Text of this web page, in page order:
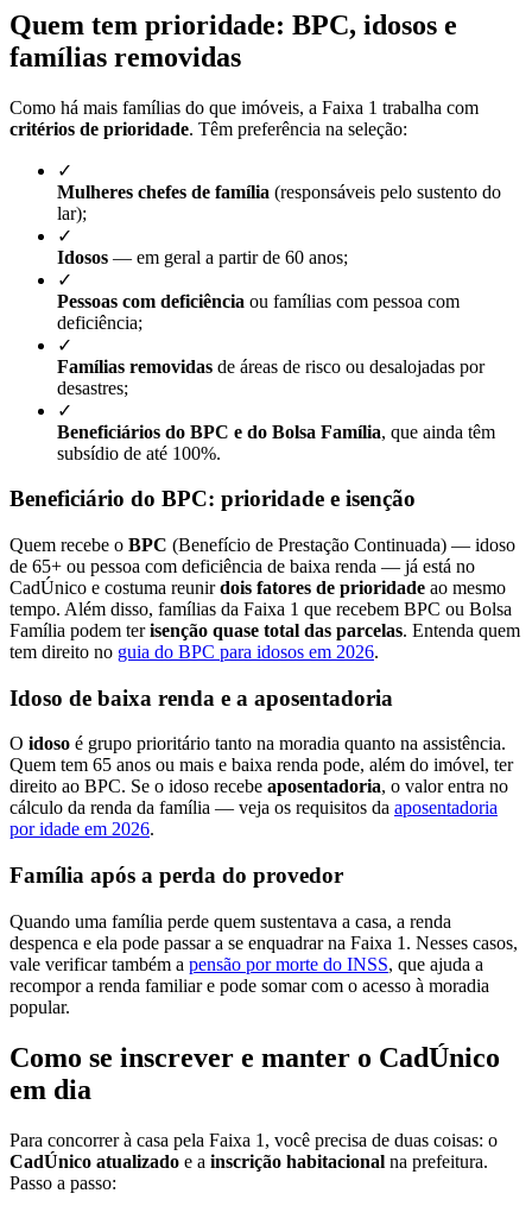
Quem tem prioridade: BPC, idosos e
famílias removidas
Como há mais famílias do que imóveis, a Faixa 1 trabalha com
critérios de prioridade. Têm preferência na seleção:
✓
Mulheres chefes de família (responsáveis pelo sustento do
lar);
✓
Idosos — em geral a partir de 60 anos;
✓
Pessoas com deficiência ou famílias com pessoa com
deficiência;
✓
Famílias removidas de áreas de risco ou desalojadas por
desastres;
✓
Beneficiários do BPC e do Bolsa Família, que ainda têm
subsídio de até 100%.
Beneficiário do BPC: prioridade e isenção
Quem recebe o BPC (Benefício de Prestação Continuada) — idoso
de 65+ ou pessoa com deficiência de baixa renda — já está no
CadÚnico e costuma reunir dois fatores de prioridade ao mesmo
tempo. Além disso, famílias da Faixa 1 que recebem BPC ou Bolsa
Família podem terisenção quase total das parcelas. Entenda quem
tem direito no guia do BPC para idosos em 2026.
Idoso de baixa renda e a aposentadoria
O idoso é grupo prioritário tanto na moradia quanto na assistência.
Quem tem 65 anos ou mais e baixa renda pode, além do imóvel, ter
direito ao BPC. Se o idoso recebe aposentadoria, o valor entra no
cálculo da renda da família — veja os requisitos da aposentadoria
por idade em 2026.
Família após a perda do provedor
Quando uma família perde quem sustentava a casa, a renda
despenca e ela pode passar a se enquadrar na Faixa 1. Nesses casos,
vale verificar também a pensão por morte do INSS, que ajuda a
recompor a renda familiar e pode somar com o acesso à moradia
popular.
Como se inscrever e manter o CadÚnico
em dia
Para concorrer à casa pela Faixa 1, você precisa de duas coisas: o
CadÚnico atualizado e a inscrição habitacional na prefeitura.
Passo a passo: